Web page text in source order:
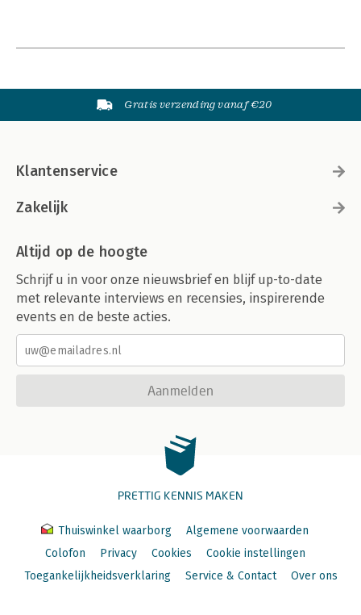
Gratis verzending vanaf €20
Klantenservice
Zakelijk
Altijd op de hoogte
Schrijf u in voor onze nieuwsbrief en blijf up-to-date
met relevante interviews en recensies, inspirerende
events en de beste acties.
Aanmelden
PRETTIG KENNIS MAKEN
Thuiswinkel waarborg
Algemene voorwaarden
Colofon
Privacy Cookies
Cookie instellingen
Toegankelijkheidsverklaring
Service & Contact Over ons